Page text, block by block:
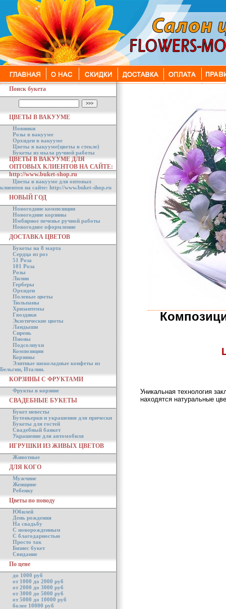
Поиск букета
ЦВЕТЫ В ВАКУУМЕ
Новинки
Розы в вакууме
Орхидеи в вакууме
Цветы в вакууме(цветы в стекле)
Букеты из мыла ручной работы
ЦВЕТЫ В ВАКУУМЕ ДЛЯ
ОПТОВЫХ КЛИЕНТОВ НА САЙТЕ:
http://www.buket-shop.ru
Цветы в вакууме для оптовых
клиентов на сайте: http://www.buket-shop.ru
НОВЫЙ ГОД
Новогодние композиции
Новогодние корзины
Имбирное печенье ручной работы
Новогоднее оформление
ДОСТАВКА ЦВЕТОВ
Букеты на 8 марта
Сердца из роз
51 Роза
101 Роза
Розы
Лилии
Герберы
Орхидеи
Полевые цветы
Тюльпаны
Хризантемы
Гвоздики
Экзотические цветы
Ландыши
Сирень
Пионы
Подсолнухи
Композиции
Корзины
Элитные шоколадные конфеты из
Бельгии, Италии.
КОРЗИНЫ С ФРУКТАМИ
Фрукты в корзине
СВАДЕБНЫЕ БУКЕТЫ
Букет невесты
Бутоньерки и украшения для прически
Букеты для гостей
Свадебный банкет
Украшение для автомобиля
ИГРУШКИ ИЗ ЖИВЫХ ЦВЕТОВ
Животные
ДЛЯ КОГО
Мужчине
Женщине
Ребенку
Цветы по поводу
Юбилей
День рождения
На свадьбу
С новорожденным
С благодарностью
Просто так
Бизнес букет
Свидание
По цене
до 1000 руб
от 1000 до 2000 руб
от 2000 до 3000 руб
от 3000 до 5000 руб
от 5000 до 10000 руб
более 10000 руб
Уникальная технология
находятся натуральные